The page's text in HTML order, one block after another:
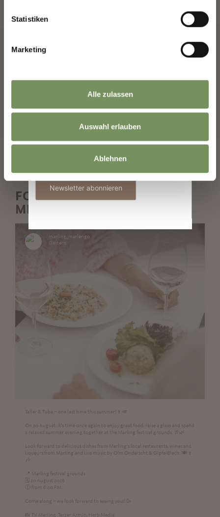
Statistiken
Marketing
Alle zulassen
Auswahl erlauben
Ablehnen
SUCHE STARTEN
FOLGT UNS AUF SOCIAL
MEDIA
marling_marlengo
Gestern
Taller & Tuba – one last time this summer!🍷🎺
On 20 August, it’s time once again to enjoy great food, raise a glass and spend
a relaxed summer evening together at the Marling festival grounds. 🥂🌿
Look forward to delicious dishes from Marling’s local restaurants, wines and
liqueurs from Marling and live music by Olm Onderscht & GipfelBlech. 🍽️🍷
🎶
📍 Marling festival grounds
🗓️ 20 August 2026
🕕 from 6:00 PM
Come along – we look forward to seeing you! 🥳
📸 TV Marling_Terzer Armin, Herb Media
Vorname
E-Mail
Informationen zur Verwendung der Daten
Newsletter abonnieren